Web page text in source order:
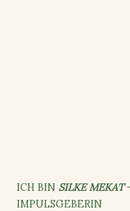
ICH BIN SILKE MEKAT
IMPULSGEBERIN